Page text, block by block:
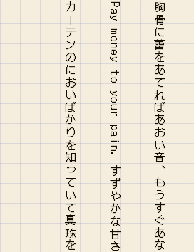
胸骨に蕾をあてればあおい音、もうすぐあなたに夏が襲うよ
カーテンのにおいばかりを知っていて真珠を舌の裏で溶かした